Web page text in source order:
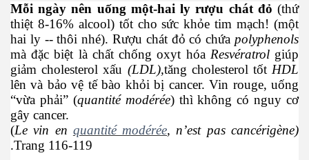
Mỗi ngày nên uống một-hai ly rượu chát đỏ (thứ
thiệt 8-16% alcool) tốt cho sức khỏe tim mạch! (một
hai ly -- thôi nhé). Rượu chát đỏ có chứa polyphenols
mà đặc biệt là chất chống oxyt hóa Resvératrolgiúp
giảm cholesterol xấu (LDL),tăng cholesterol tốtHDL
lên và bảo vệ tế bào khỏi bị cancer. Vin rouge, uống
“vừa phải” (quantité modérée) thì không có nguy cơ
gây cancer.
(Le vin en quantité modérée, n’est pas cancérigène)
.Trang 116-119